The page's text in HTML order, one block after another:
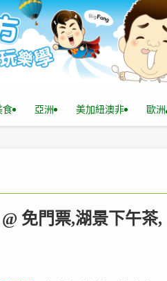
食 亞洲 美加紐澳非 歐洲
免門票,湖景下午茶,